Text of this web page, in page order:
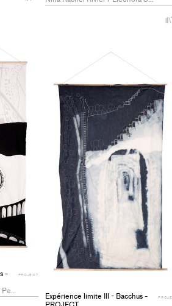
-
Léo Charles Besson / Florian Perrenoud
PROJECT
Add
Expérience limite III - Bacchus -
+